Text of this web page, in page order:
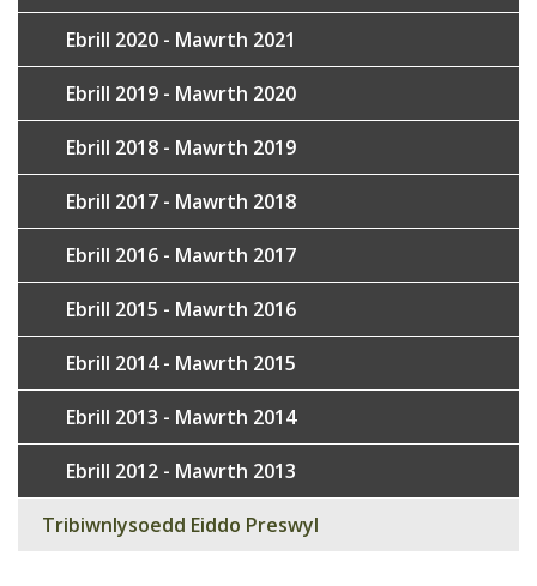
Ebrill 2020 - Mawrth 2021
Ebrill 2019 - Mawrth 2020
Ebrill 2018 - Mawrth 2019
Ebrill 2017 - Mawrth 2018
Ebrill 2016 - Mawrth 2017
Ebrill 2015 - Mawrth 2016
Ebrill 2014 - Mawrth 2015
Ebrill 2013 - Mawrth 2014
Ebrill 2012 - Mawrth 2013
Tribiwnlysoedd Eiddo Preswyl